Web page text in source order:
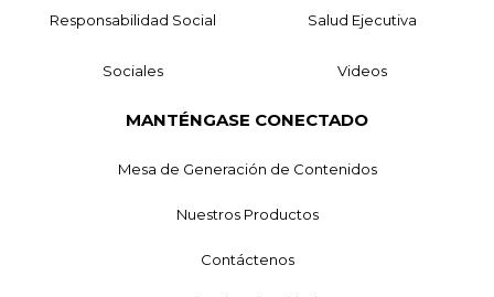
Responsabilidad Social Salud Ejecutiva
Sociales Videos
MANTÉNGASE CONECTADO
Mesa de Generación de Contenidos
Nuestros Productos
Contáctenos